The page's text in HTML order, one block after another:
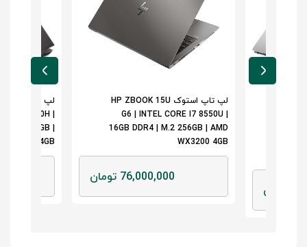
لپ تاپ استوک HP ZBOOK 15U
G6 | INTEL CORE I7 8550U |
16GB DDR4 | M.2 256GB | AMD
WX3200 4GB
76,000,000 تومان
I7 9750H |
| M.2 512GB |
T1000 4GB